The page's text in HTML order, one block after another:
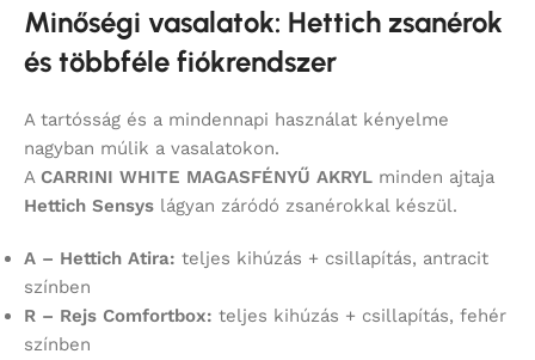
Minőségi vasalatok: Hettich zsanérok
és többféle fiókrendszer
A tartósság és a mindennapi használat kényelme
nagyban múlik a vasalatokon.
A CARRINI WHITE MAGASFÉNYŰ AKRYL minden ajtaja
Hettich Sensys lágyan záródó zsanérokkal készül.
A – Hettich Atira: teljes kihúzás + csillapítás, antracit
színben
R – Rejs Comfortbox: teljes kihúzás + csillapítás, fehér
színben